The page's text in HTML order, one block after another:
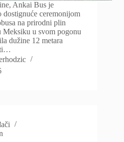
Ankai Bus je
ceremonijom
na prirodni plin
u svom pogonu
dužine 12 metara